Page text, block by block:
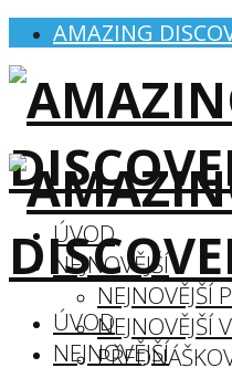
AMAZING
ÚVOD
NEJNOVĚJŠÍ
NEJNOVĚJŠÍ
NEJNOVĚJŠÍ
ÚVOD
NEJNOVĚJŠÍ